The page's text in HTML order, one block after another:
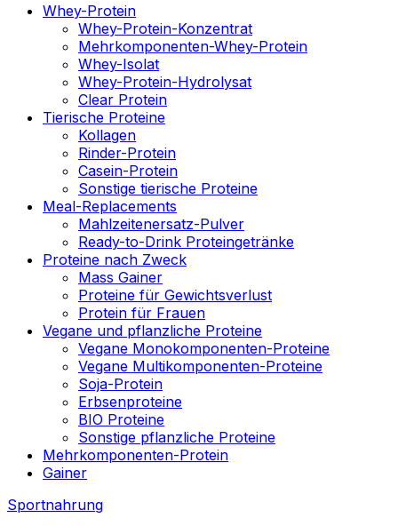
Whey-Protein
Whey-Protein-Konzentrat
Mehrkomponenten-Whey-Protein
Whey-Isolat
Whey-Protein-Hydrolysat
Clear Protein
Tierische Proteine
Kollagen
Rinder-Protein
Casein-Protein
Sonstige tierische Proteine
Meal-Replacements
Mahlzeitenersatz-Pulver
Ready-to-Drink Proteingetränke
Proteine nach Zweck
Mass Gainer
Proteine für Gewichtsverlust
Protein für Frauen
Vegane und pflanzliche Proteine
Vegane Monokomponenten-Proteine
Vegane Multikomponenten-Proteine
Soja-Protein
Erbsenproteine
BIO Proteine
Sonstige pflanzliche Proteine
Mehrkomponenten-Protein
Gainer
Sportnahrung